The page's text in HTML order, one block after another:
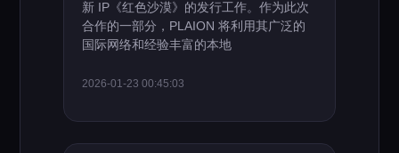
新 IP《红色沙漠》的发行工作。作为此次
合作的一部分，PLAION 将利用其广泛的
国际网络和经验丰富的本地
2026-01-23 00:45:03